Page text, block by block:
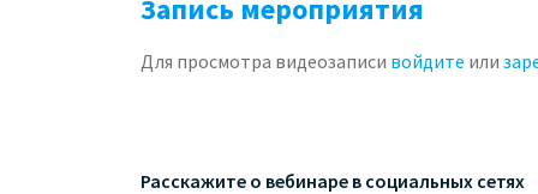
Запись мероприятия
Для просмотра видеозаписи войдите или
Расскажите о вебинаре в социальных сетях